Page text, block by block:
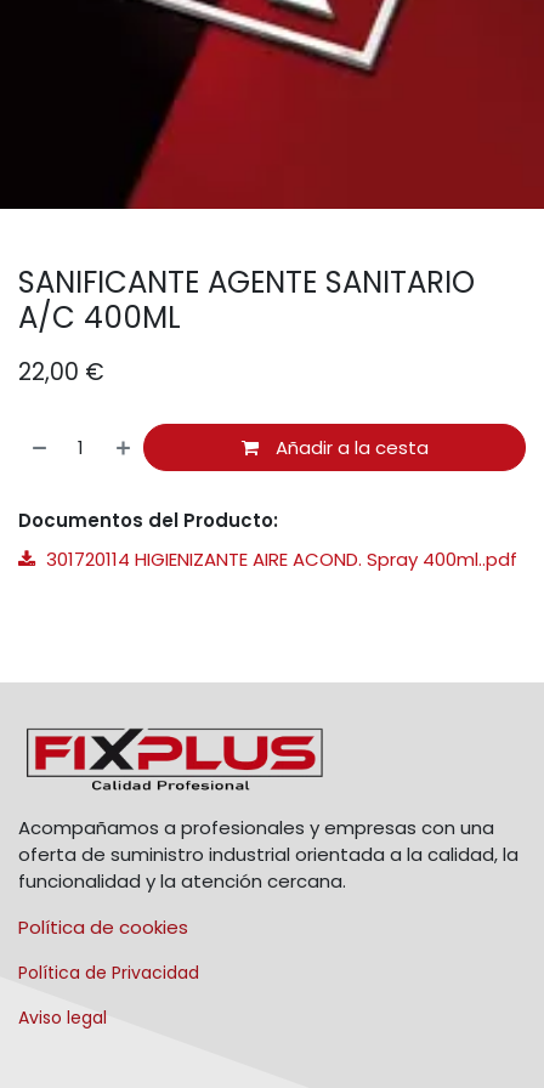
SANIFICANTE AGENTE SANITARIO
A/C 400ML
22,00 €
Añadir a la cesta
Documentos del Producto:
301720114 HIGIENIZANTE AIRE ACOND. Spray 400ml..pdf
Acompañamos a profesionales y empresas con una
oferta de suministro industrial orientada a la calidad, la
funcionalidad y la atención cercana.
Política de cookies
Política de Privacidad
Aviso legal